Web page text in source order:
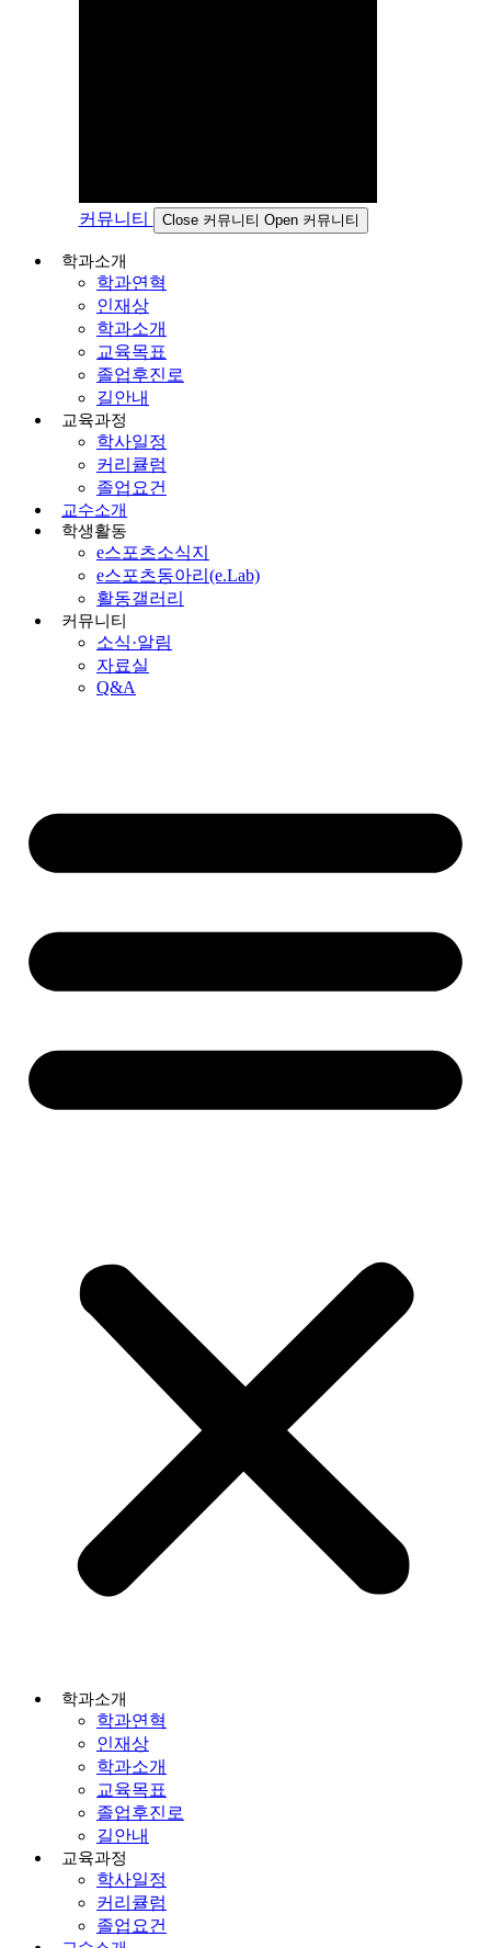
커뮤니티 Close 커뮤니티 Open 커뮤니티
학과소개
학과연혁
인재상
학과소개
교육목표
졸업후진로
길안내
교육과정
학사일정
커리큘럼
졸업요건
교수소개
학생활동
e스포츠소식지
e스포츠동아리(e.Lab)
활동갤러리
커뮤니티
소식·알림
자료실
Q&A
학과소개
학과연혁
인재상
학과소개
교육목표
졸업후진로
길안내
교육과정
학사일정
커리큘럼
졸업요건